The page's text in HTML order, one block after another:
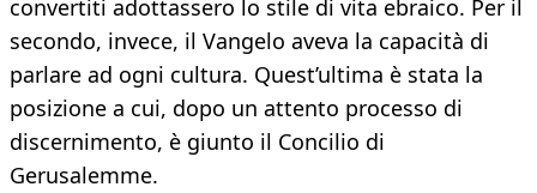
convertiti adottassero lo stile di vita ebraico. Per il
secondo, invece, il Vangelo aveva la capacità di
parlare ad ogni cultura. Quest’ultima è stata la
posizione a cui, dopo un attento processo di
discernimento, è giunto il Concilio di
Gerusalemme.